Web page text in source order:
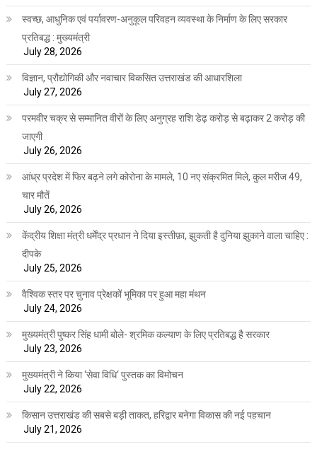
स्वच्छ, आधुनिक एवं पर्यावरण-अनुकूल परिवहन व्यवस्था के निर्माण के लिए सरकार
प्रतिबद्ध : मुख्यमंत्री
July 28, 2026
विज्ञान, प्रौद्योगिकी और नवाचार विकसित उत्तराखंड की आधारशिला
July 27, 2026
परमवीर चक्र से सम्मानित वीरों के लिए अनुग्रह राशि डेढ़ करोड़ से बढ़ाकर 2 करोड़ की
जाएगी
July 26, 2026
आंध्र प्रदेश में फिर बढ़ने लगे कोरोना के मामले, 10 नए संक्रमित मिले, कुल मरीज 49,
चार मौतें
July 26, 2026
केंद्रीय शिक्षा मंत्री धर्मेंद्र प्रधान ने दिया इस्तीफ़ा, झुकती है दुनिया झुकाने वाला चाहिए :
दीपके
July 25, 2026
वैश्विक स्तर पर चुनाव प्रेक्षकों भूमिका पर हुआ महा मंथन
July 24, 2026
मुख्यमंत्री पुष्कर सिंह धामी बोले- श्रमिक कल्याण के लिए प्रतिबद्ध है सरकार
July 23, 2026
मुख्यमंत्री ने किया ‘सेवा विधि‘ पुस्तक का विमोचन
July 22, 2026
किसान उत्तराखंड की सबसे बड़ी ताकत, हरिद्वार बनेगा विकास की नई पहचान
July 21, 2026